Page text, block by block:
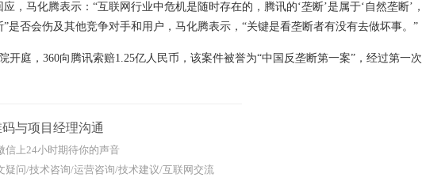
马化腾表示：“互联网行业中危机是随时存在的，腾讯的‘垄断’是属于‘自然垄断’，
是否会伤及其他竞争对手和用户，马化腾表示，“关键是看垄断者有没有去做坏事。”
庭，360向腾讯索赔1.25亿人民币，该案件被誉为“中国反垄断第一案”，经过第一次
与项目经理沟通
信上24小时期待你的声音
疑问/技术咨询/运营咨询/技术建议/互联网交流